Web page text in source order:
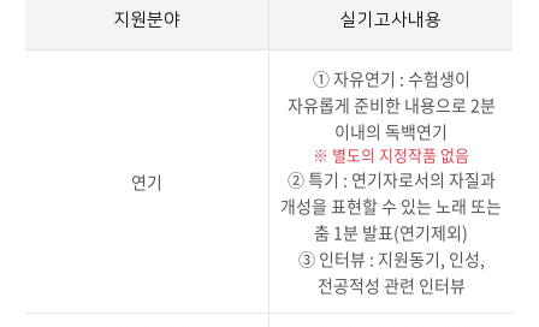
지원분야 실기고사내용
연기
① 자유연기 : 수험생이
자유롭게 준비한 내용으로 2분
이내의 독백연기
※ 별도의 지정작품 없음
② 특기 : 연기자로서의 자질과
개성을 표현할 수 있는 노래 또는
춤 1분 발표(연기제외)
③ 인터뷰 : 지원동기, 인성,
전공적성 관련 인터뷰